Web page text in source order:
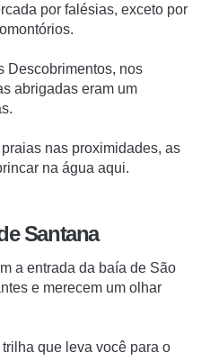
por falésias, exceto por
Descobrimentos, nos
abrigadas eram um
nas proximidades, as
na água aqui.
Santana
a entrada da baía de São
e merecem um olhar
que leva você para o